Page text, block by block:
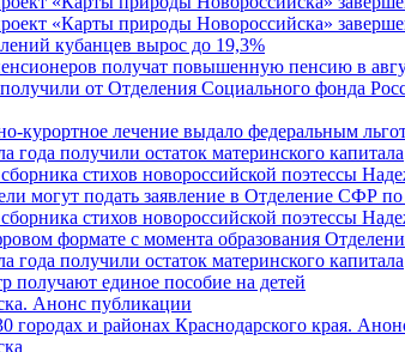
«Карты природы Новороссийска»
кубанцев вырос до 19,3%
получат повышенную пенсию в
от Отделения Социального фонда
курортное лечение выдало федеральным
года получили остаток материнского капитала
стихов новороссийской поэтессы
могут подать заявление в Отделение СФР
стихов новороссийской поэтессы
формате с момента образования
года получили остаток материнского капитала
единое пособие на детей
Анонс публикации
городах и районах Краснодарского края.